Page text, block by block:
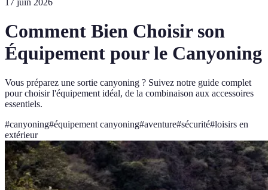
17 juin 2026
Comment Bien Choisir son
Équipement pour le Canyoning
Vous préparez une sortie canyoning ? Suivez notre guide complet
pour choisir l'équipement idéal, de la combinaison aux accessoires
essentiels.
#canyoning#équipement canyoning#aventure#sécurité#loisirs en
extérieur